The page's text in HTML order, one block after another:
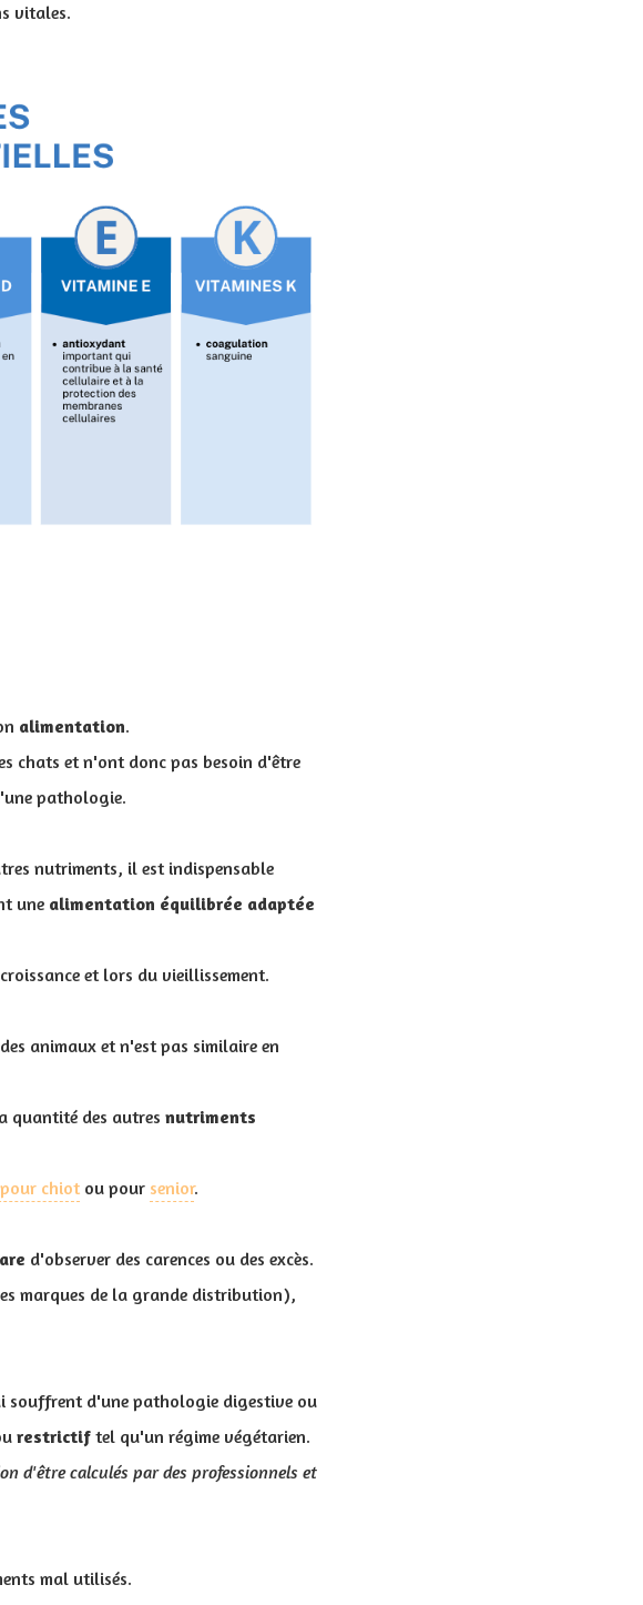
vitales.
alimentation.
chats et n'ont donc pas besoin d'être
pathologie.
nutriments, il est indispensable
une alimentation équilibrée adaptée
et lors du vieillissement.
animaux et n'est pas similaire en
quantité des autres nutriments
chiot ou pour senior.
d'observer des carences ou des excès.
marques de la grande distribution),
souffrent d'une pathologie digestive ou
restrictif tel qu'un régime végétarien.
d'être calculés par des professionnels et
mal utilisés.